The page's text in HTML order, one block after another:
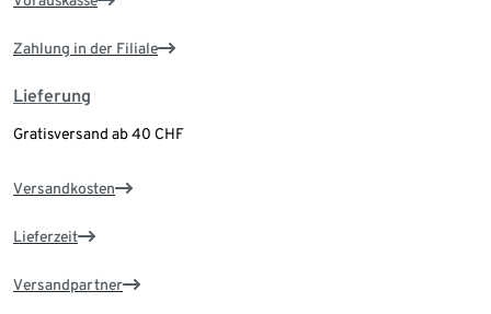
Zahlung in der Filiale
Lieferung
Gratisversand ab 40 CHF
Versandkosten
Lieferzeit
Versandpartner